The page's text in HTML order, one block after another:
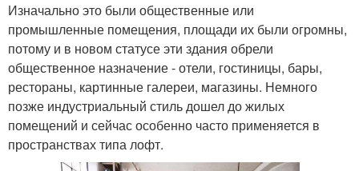
Изначально это были общественные или
промышленные помещения, площади их были огромны,
потому и в новом статусе эти здания обрели
общественное назначение - отели, гостиницы, бары,
рестораны, картинные галереи, магазины. Немного
позже индустриальный стиль дошел до жилых
помещений и сейчас особенно часто применяется в
пространствах типа лофт.